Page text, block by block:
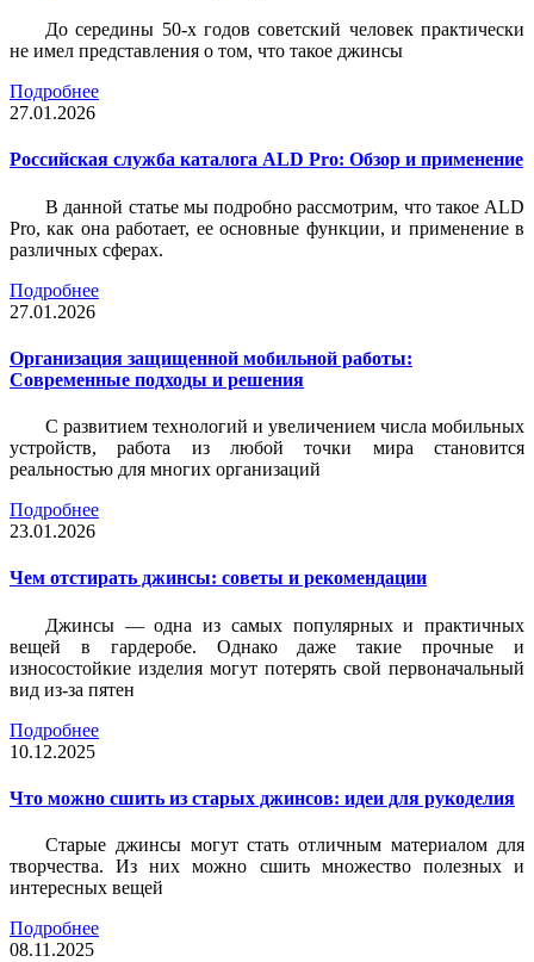
До середины 50-х годов советский человек практически
не имел представления о том, что такое джинсы
Подробнее
27.01.2026
Российская служба каталога ALD Pro: Обзор и применение
В данной статье мы подробно рассмотрим, что такое ALD
Pro, как она работает, ее основные функции, и применение в
различных сферах.
Подробнее
27.01.2026
Организация защищенной мобильной работы:
Современные подходы и решения
С развитием технологий и увеличением числа мобильных
устройств, работа из любой точки мира становится
реальностью для многих организаций
Подробнее
23.01.2026
Чем отстирать джинсы: советы и рекомендации
Джинсы — одна из самых популярных и практичных
вещей в гардеробе. Однако даже такие прочные и
износостойкие изделия могут потерять свой первоначальный
вид из-за пятен
Подробнее
10.12.2025
Что можно сшить из старых джинсов: идеи для рукоделия
Старые джинсы могут стать отличным материалом для
творчества. Из них можно сшить множество полезных и
интересных вещей
Подробнее
08.11.2025